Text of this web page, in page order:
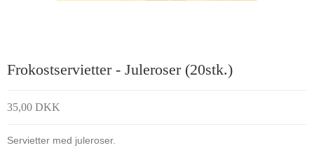
Frokostservietter - Juleroser (20stk.)
35,00 DKK
Servietter med juleroser.